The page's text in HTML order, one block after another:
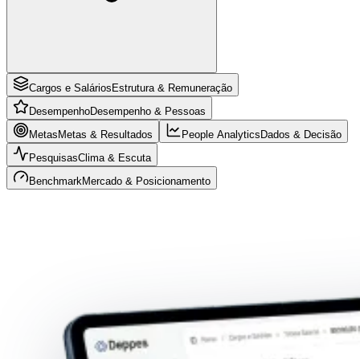
Cargos e Salários Estrutura & Remuneração
DesempenhoDesempenho & Pessoas
Metas Metas & Resultados People Analytics Dados & Decisão
PesquisasClima & Escuta
Benchmark Mercado & Posicionamento